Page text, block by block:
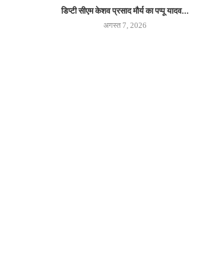
डिप्टी सीएम केशव प्रसाद मौर्य का पप्पू यादव...
अगस्त 7, 2026